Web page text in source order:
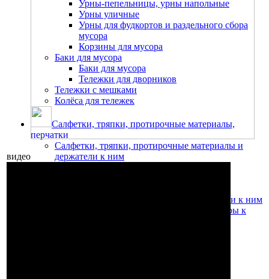
Урны-пепельницы, урны напольные
Урны уличные
Урны для фудкортов и раздельного сбора
мусора
Корзины для мусора
Баки для мусора
Баки для мусора
Тележки для дворников
Тележки с мешками
Колёса для тележек
Салфетки, тряпки, протирочные материалы,
перчатки
Салфетки, тряпки, протирочные материалы и
держатели к ним
Протирочные материалы и держатели к ним
Медицинские простыни и диспенсеры к
видео